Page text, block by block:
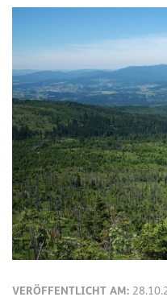
VERÖFFENTLICHT AM: